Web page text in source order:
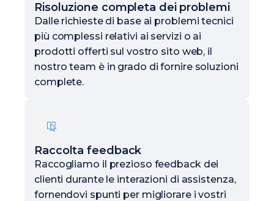
Risoluzione completa dei problemi
Dalle richieste di base ai problemi tecnici
più complessi relativi ai servizi o ai
prodotti offerti sul vostro sito web, il
nostro team è in grado di fornire soluzioni
complete.
Raccolta feedback
Raccogliamo il prezioso feedback dei
clienti durante le interazioni di assistenza,
fornendovi spunti per migliorare i vostri